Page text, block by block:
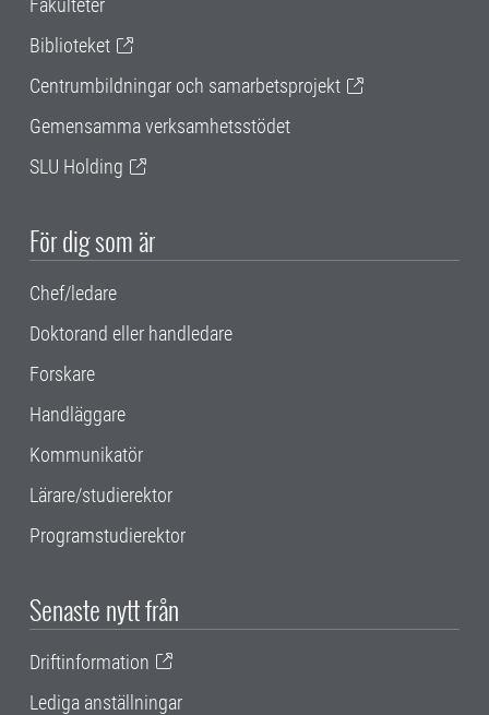
Fakulteter
Biblioteket
Centrumbildningar och samarbetsprojekt
Gemensamma verksamhetsstödet
SLU Holding
För dig som är
Chef/ledare
Doktorand eller handledare
Forskare
Handläggare
Kommunikatör
Lärare/studierektor
Programstudierektor
Senaste nytt från
Driftinformation
Lediga anställningar